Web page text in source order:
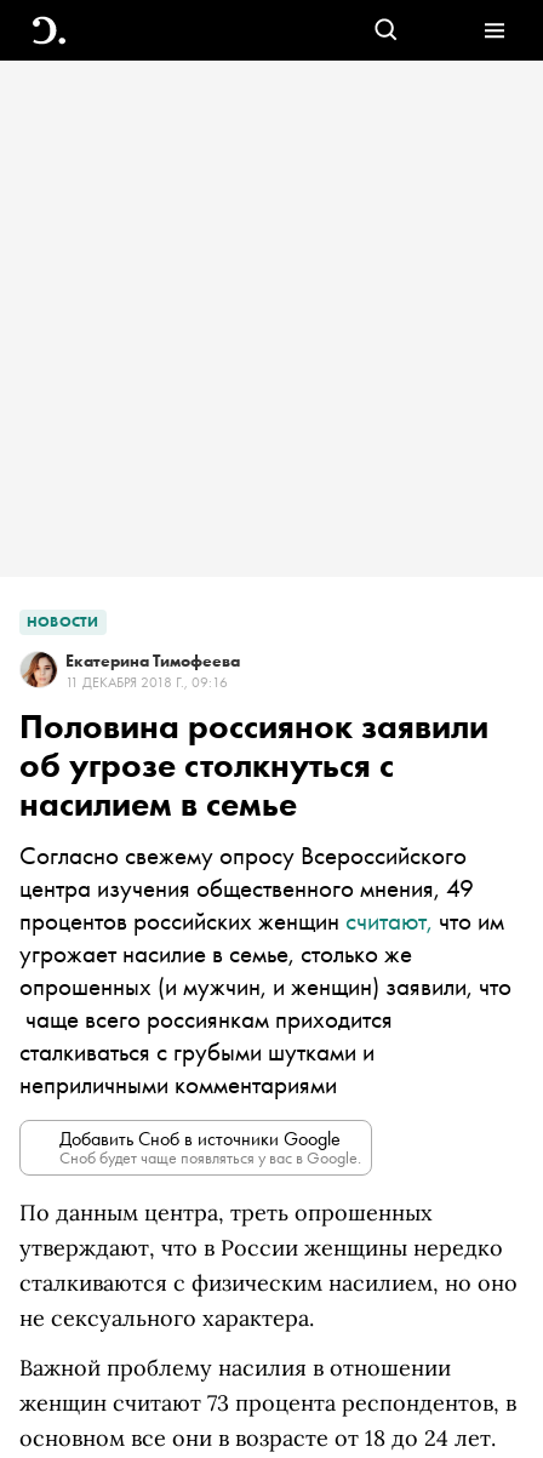
НОВОСТИ
Екатерина Тимофеева
11 ДЕКАБРЯ 2018 Г., 09:16
Половина россиянок заявили
об угрозе столкнуться с
насилием в семье
Согласно свежему опросу Всероссийского
центра изучения общественного мнения, 49
процентов российских женщин считают, что им
угрожает насилие в семье, столько же
опрошенных (и мужчин, и женщин) заявили, что
чаще всего россиянкам приходится
сталкиваться с грубыми шутками и
неприличными комментариями
Добавить Сноб в источники Google
Сноб будет чаще появляться у вас в Google.
По данным центра, треть опрошенных
утверждают, что в России женщины нередко
сталкиваются с физическим насилием, но оно
не сексуального характера.
Важной проблему насилия в отношении
женщин считают 73 процента респондентов, в
основном все они в возрасте от 18 до 24 лет.